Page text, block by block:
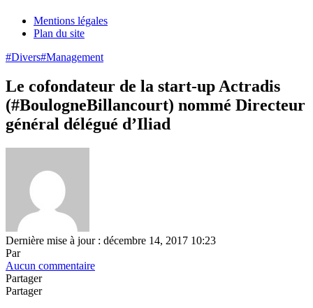
Mentions légales
Plan du site
#Divers#Management
Le cofondateur de la start-up Actradis
(#BoulogneBillancourt) nommé Directeur
général délégué d’Iliad
Dernière mise à jour : décembre 14, 2017 10:23
Par
Aucun commentaire
Partager
Partager